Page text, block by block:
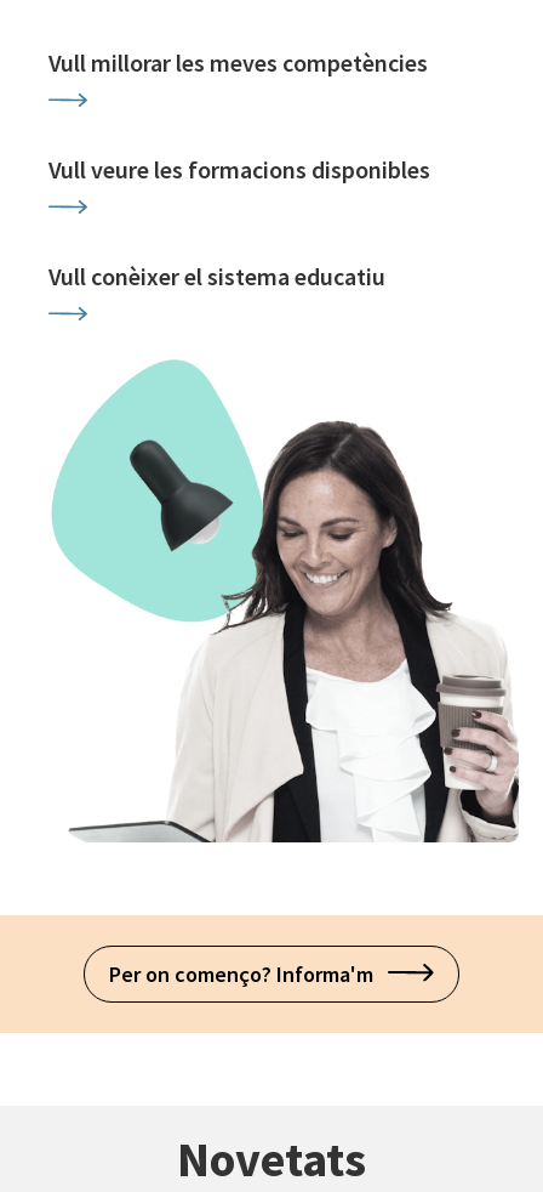
Vull millorar les meves competències
Vull veure les formacions disponibles
Vull conèixer el sistema educatiu
Per on començo? Informa'm
Novetats